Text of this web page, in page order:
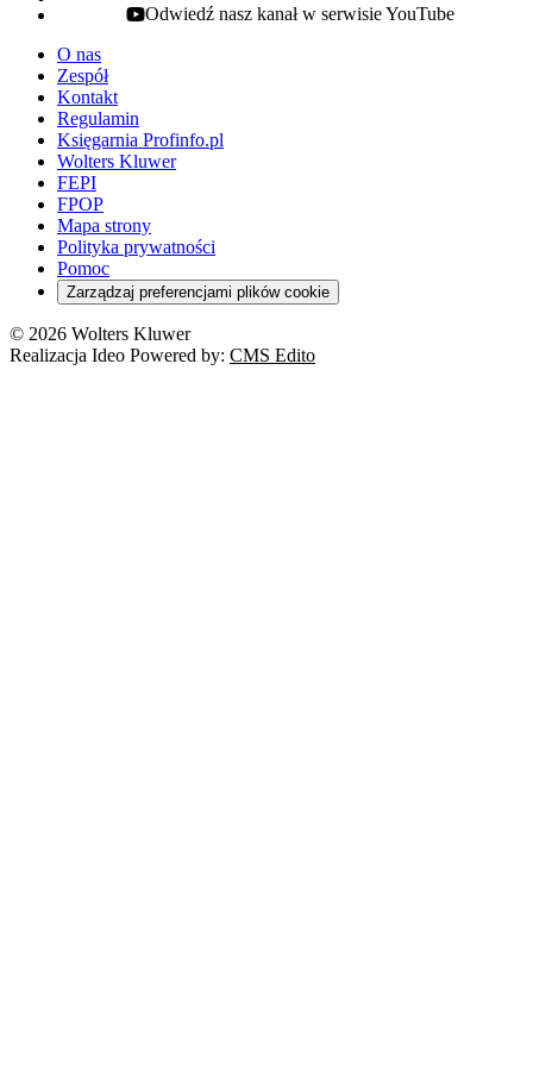
youtube - otwiera się w nowej karcie
Odwiedź nasz kanał w serwisie YouTube
O nas
Zespół
Kontakt
Regulamin
Księgarnia Profinfo.pl
Wolters Kluwer
FEPI
FPOP
Mapa strony
Polityka prywatności
Pomoc
Zarządzaj preferencjami plików cookie
© 2026 Wolters Kluwer
Realizacja Ideo Powered by: CMS Edito